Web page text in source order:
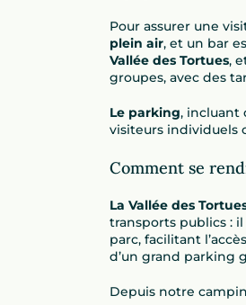
Pour assurer une
plein air, et un bar
Vallée des Tortues,
groupes, avec des
Le parking, incluant
visiteurs individuels
Comment se
La Vallée des
transports publics :
parc, facilitant
d’un grand parking
Depuis notre